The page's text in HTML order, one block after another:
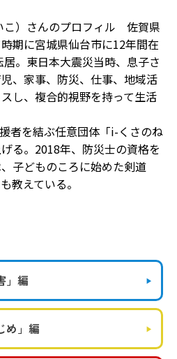
こ）さんのプロフィル 佐賀県
期に宮城県仙台市に12年間在
。東日本大震災当時、息子さ
、家事、防災、仕事、地域活
し、複合的視野を持って生活
者を結ぶ任意団体「i-くさのね
る。2018年、防災士の資格を
子どものころに始めた剣道
教えている。
」編
め」編